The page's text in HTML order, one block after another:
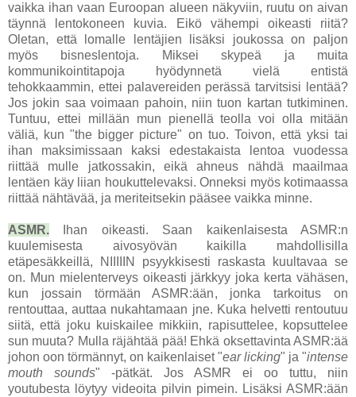
vaikka ihan vaan Euroopan alueen näkyviin, ruutu on aivan
täynnä lentokoneen kuvia. Eikö vähempi oikeasti riitä?
Oletan, että lomalle lentäjien lisäksi joukossa on paljon
myös bisneslentoja. Miksei skypeä ja muita
kommunikointitapoja hyödynnetä vielä entistä
tehokkaammin, ettei palavereiden perässä tarvitsisi lentää?
Jos jokin saa voimaan pahoin, niin tuon kartan tutkiminen.
Tuntuu, ettei millään mun pienellä teolla voi olla mitään
väliä, kun "the bigger picture" on tuo. Toivon, että yksi tai
ihan maksimissaan kaksi edestakaista lentoa vuodessa
riittää mulle jatkossakin, eikä ahneus nähdä maailmaa
lentäen käy liian houkuttelevaksi. Onneksi myös kotimaassa
riittää nähtävää, ja meriteitsekin pääsee vaikka minne.
ASMR. Ihan oikeasti. Saan kaikenlaisesta ASMR:n
kuulemisesta aivosyövän kaikilla mahdollisilla
etäpesäkkeillä, NIIIIIN psyykkisesti raskasta kuultavaa se
on. Mun mielenterveys oikeasti järkkyy joka kerta vähäsen,
kun jossain törmään ASMR:ään, jonka tarkoitus on
rentouttaa, auttaa nukahtamaan jne. Kuka helvetti rentoutuu
siitä, että joku kuiskailee mikkiin, rapisuttelee, kopsuttelee
sun muuta? Mulla räjähtää pää! Ehkä oksettavinta ASMR:ää
johon oon törmännyt, on kaikenlaiset "ear licking" ja "intense
mouth sounds" -pätkät. Jos ASMR ei oo tuttu, niin
youtubesta löytyy videoita pilvin pimein. Lisäksi ASMR:ään